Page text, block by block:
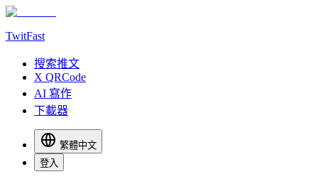
TwitFast
搜索推文
X QRCode
AI 寫作
下載器
繁體中文
登入